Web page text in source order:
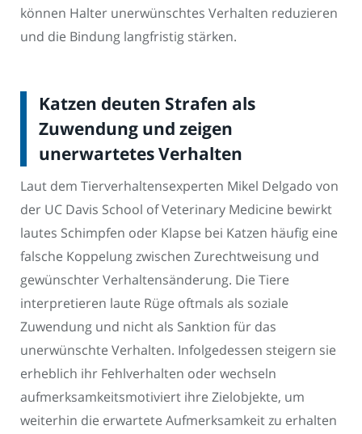
können Halter unerwünschtes Verhalten reduzieren
und die Bindung langfristig stärken.
Katzen deuten Strafen als
Zuwendung und zeigen
unerwartetes Verhalten
Laut dem Tierverhaltensexperten Mikel Delgado von
der UC Davis School of Veterinary Medicine bewirkt
lautes Schimpfen oder Klapse bei Katzen häufig eine
falsche Koppelung zwischen Zurechtweisung und
gewünschter Verhaltensänderung. Die Tiere
interpretieren laute Rüge oftmals als soziale
Zuwendung und nicht als Sanktion für das
unerwünschte Verhalten. Infolgedessen steigern sie
erheblich ihr Fehlverhalten oder wechseln
aufmerksamkeitsmotiviert ihre Zielobjekte, um
weiterhin die erwartete Aufmerksamkeit zu erhalten